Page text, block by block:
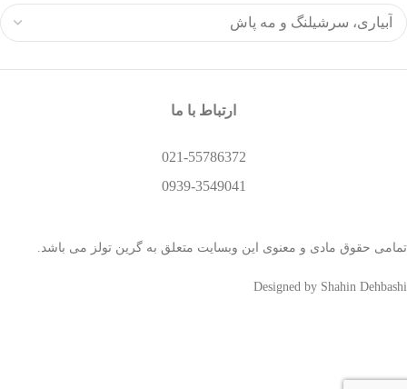
ارتباط با ما
021-55786372
0939-3549041
تمامی حقوق مادی و معنوی این وبسایت متعلق به گرین تولز می باشد.
Designed by Shahin Dehbashi